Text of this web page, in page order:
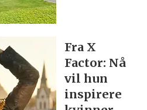
Fra X
Factor: Nå
vil hun
inspirere